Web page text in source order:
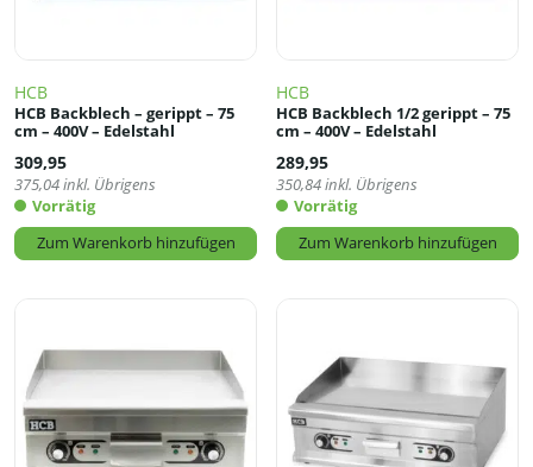
HCB
HCB Backblech – gerippt – 75
cm – 400V – Edelstahl
309,95
375,04inkl. Übrigens
Vorrätig
Zum Warenkorb hinzufügen
HCB
HCB Backblech 1/2 gerippt – 75
cm – 400V – Edelstahl
289,95
350,84inkl. Übrigens
Vorrätig
Zum Warenkorb hinzufügen